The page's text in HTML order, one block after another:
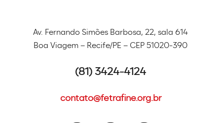
Av. Fernando Simões Barbosa, 22, sala 614
Boa Viagem – Recife/PE – CEP 51020-390
(81) 3424-4124
contato@fetrafine.org.br